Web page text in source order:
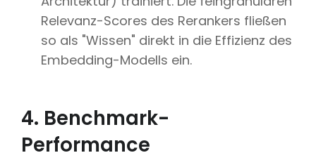
Relevanz-Scores des Rerankers fließen
so als "Wissen" direkt in die Effizienz des
Embedding-Modells ein.
4. Benchmark-
Performance